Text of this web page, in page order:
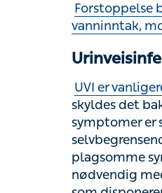
UVI er
symptomer er
symptomer.
en
infeksjoner.
bakterier som
UVI kan av og